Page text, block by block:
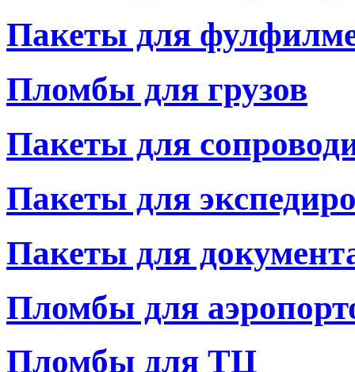
Пакеты для
Пломбы для грузов
Пакеты для
Пакеты для
Пакеты для
Пломбы для
Пломбы для ТЦ